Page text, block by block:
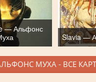
— Альфонс
Slavia —
МУХА - ВСЕ